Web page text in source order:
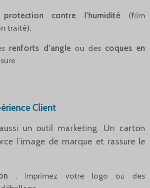
protection contre l’humidité (film
traité).
renforts d’angleou des coques en
Client
aussi un outil marketing. Un carton
l’image de marque et rassure le
: Imprimez votre logo ou des